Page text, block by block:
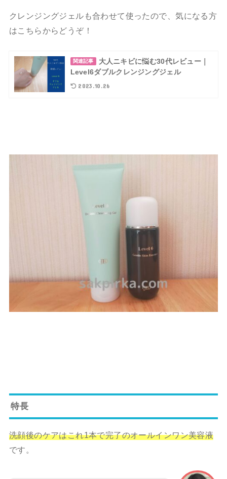
クレンジングジェルも合わせて使ったので、気になる方
はこちらからどうぞ！
関連記事
大人ニキビに悩む30代レビュー｜
Level6ダブルクレンジングジェル
2023.10.26
特長
洗顔後のケアはこれ1本で完了のオールインワン美容液
です。